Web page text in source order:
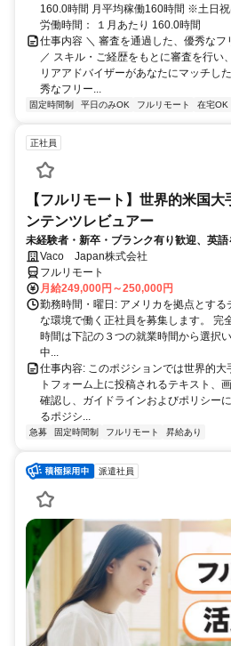
160.0時間 月平均稼働160時間 ※土日
労働時間： １月あたり 160.0時間
仕事内容 ＼ 審査を通過した、優秀な
／ スキル・ご経歴をもとに審査を行い
リアアドバイザーがあなたにマッチし
秀なフリー...
固定時間制 平日のみOK フルリモート 在宅OK
正社員
【フルリモート】世界的米国
ンテンツレビュアー
未経験者・新卒・ブランク有り歓迎、英
完全リモート
Vaco Japan株式会社
フルリモート
月給249,000円～250,000円
勤務時間・曜日: アメリカを拠点とす
な環境で働く正社員を募集します。 完
時間は下記の３つの就業時間から選択
中...
仕事内容: このポジションでは世界的大
トフォーム上に投稿されるテキスト、
確認し、ガイドラインおよびポリシー
るポジシ...
急募 固定時間制 フルリモート 昇給あり
派遣社員